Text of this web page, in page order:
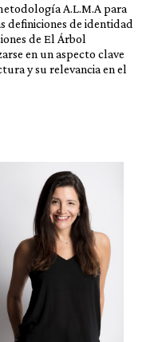
A.L.M.A para
definiciones de identidad
de El Árbol
en un aspecto clave
y su relevancia en el